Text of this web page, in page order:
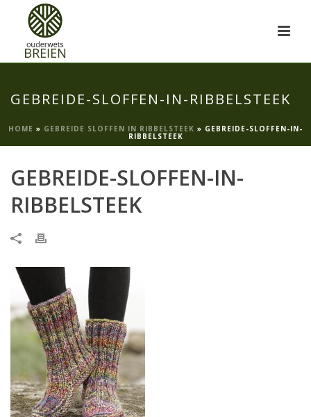
GEBREIDE-SLOFFEN-IN-RIBBELSTEEK
HOME » GEBREIDE SLOFFEN IN RIBBELSTEEK » GEBREIDE-SLOFFEN-IN-
RIBBELSTEEK
GEBREIDE-SLOFFEN-IN-
RIBBELSTEEK